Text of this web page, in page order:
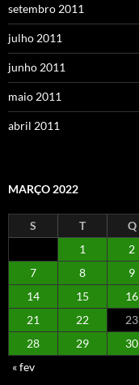
setembro 2011
julho 2011
junho 2011
maio 2011
abril 2011
MARÇO 2022
S T Q
1
2
7
8 9
14
15 16
21
22 23
28
29 30
« fev